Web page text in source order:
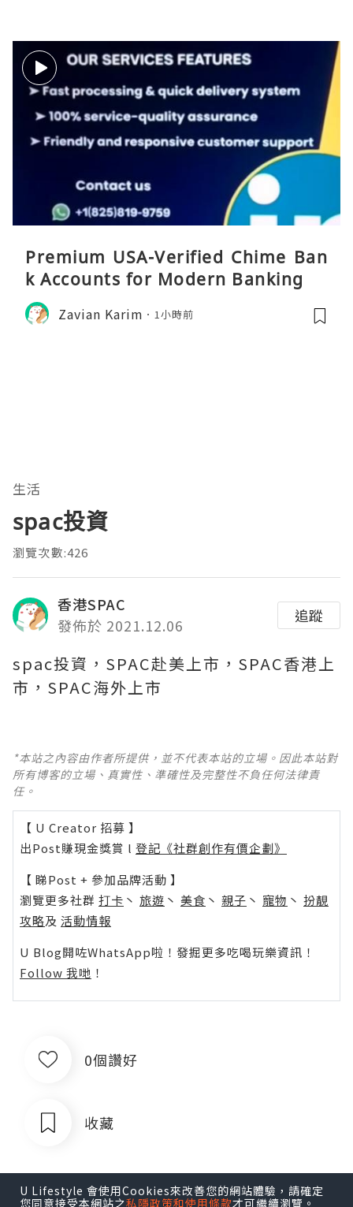
Premium USA-Verified Chime Ban
k Accounts for Modern Banking
Zavian Karim 1小時前
生活
spac投資
瀏覽次數:426
香港SPAC
發佈於 2021.12.06
追蹤
spac投資，SPAC赴美上市，SPAC香港上
市，SPAC海外上市
*本站之內容由作者所提供，並不代表本站的立場。因此本站對
所有博客的立場、真實性、準確性及完整性不負任何法律責
任。
【 U Creator 招募 】
出Post賺現金獎賞 l 登記《社群創作有價企劃》
【 睇Post + 參加品牌活動 】
瀏覽更多社群 打卡 丶 旅遊 丶 美食 丶 親子 丶 寵物 丶 扮靚
攻略及 活動情報
U Blog開咗WhatsApp啦！發掘更多吃喝玩樂資訊！
Follow 我哋 ！
0個讚好
收藏
U Lifestyle 會使用Cookies來改善您的網站體驗，請確定
您同意接受本網站之私隱政策和使用條款才可繼續瀏覽。